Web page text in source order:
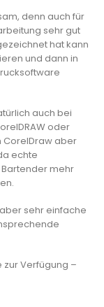
denn auch für
sehr gut
hat kann
und dann in
auch bei
oder
CorelDraw aber
echte
mehr
sehr einfache
zur Verfügung –